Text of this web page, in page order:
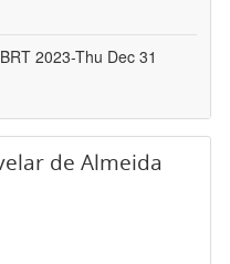
2023-Thu Dec 31
de Almeida